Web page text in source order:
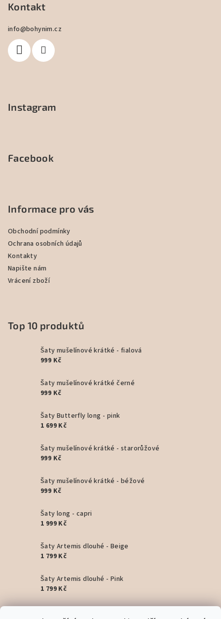
Kontakt
info@bohynim.cz
Instagram
Facebook
Informace pro vás
Obchodní podmínky
Ochrana osobních údajů
Kontakty
Napište nám
Vrácení zboží
Top 10 produktů
Šaty mušelínové krátké - fialová
999 Kč
Šaty mušelínové krátké černé
999 Kč
Šaty Butterfly long - pink
1 699 Kč
Šaty mušelínové krátké - starorůžové
999 Kč
Šaty mušelínové krátké - béžové
999 Kč
Šaty long - capri
1 999 Kč
Šaty Artemis dlouhé - Beige
1 799 Kč
Šaty Artemis dlouhé - Pink
1 799 Kč